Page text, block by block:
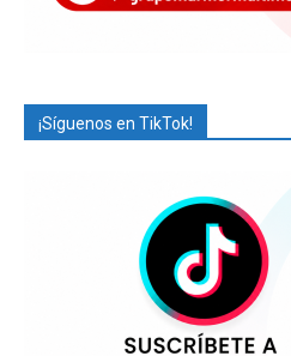
¡Síguenos en TikTok!